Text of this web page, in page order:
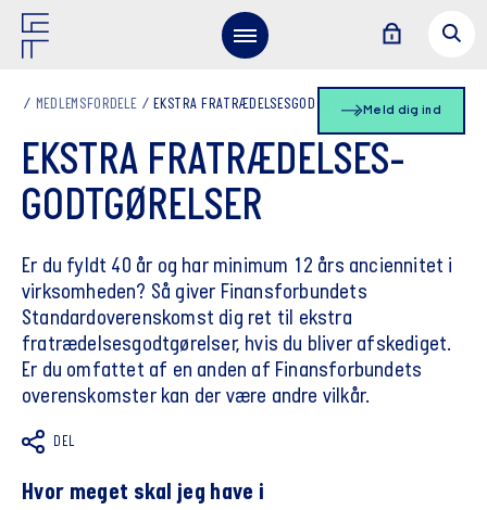
Meld dig ind
MEDLEMSFORDELE EKSTRA FRATRÆDELSESGODTGØRELSER
EKSTRA FRATRÆDELSES­
GODTGØRELSER
Er du fyldt 40 år og har minimum 12 års anciennitet i
virksomheden? Så giver Finansforbundets
Standardoverenskomst dig ret til ekstra
fratrædelsesgodtgørelser, hvis du bliver afskediget.
Er du omfattet af en anden af Finansforbundets
overenskomster kan der være andre vilkår.
DEL
Hvor meget skal jeg have i